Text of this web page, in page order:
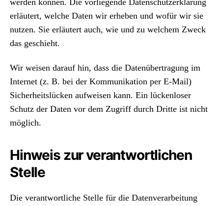
erläutert, welche Daten wir erheben und wofür wir sie
nutzen. Sie erläutert auch, wie und zu welchem Zweck
das geschieht.
Wir weisen darauf hin, dass die Datenübertragung im
Internet (z. B. bei der Kommunikation per E-Mail)
Sicherheitslücken aufweisen kann. Ein lückenloser
Schutz der Daten vor dem Zugriff durch Dritte ist nicht
möglich.
Hinweis zur verantwortlichen
Stelle
Die verantwortliche Stelle für die Datenverarbeitung